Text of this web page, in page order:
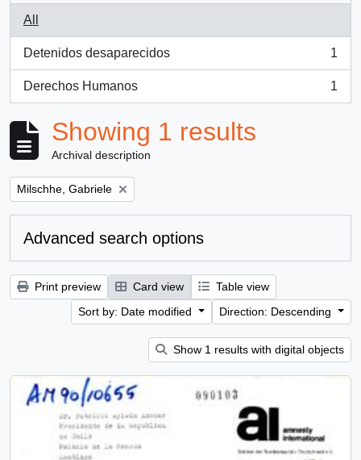
All
Detenidos desaparecidos
, 1 results
1
Derechos Humanos
, 1 results
1
Showing 1 results
Archival description
Remove filter:
Milschhe, Gabriele
Advanced search options
Print preview Card view
Table view
Sort by: Date modified
Direction: Descending
Show 1 results with digital objects